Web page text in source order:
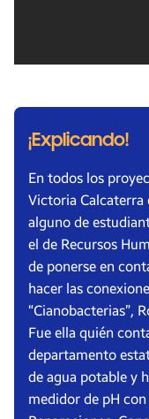
¡Explicando!
En todos los
Victoria Calcaterra
alguno de
el de Recursos
de ponerse en
hacer las
“Cianobacterias”,
Fue ella quién
departamento
de agua potable y
medidor de pH con